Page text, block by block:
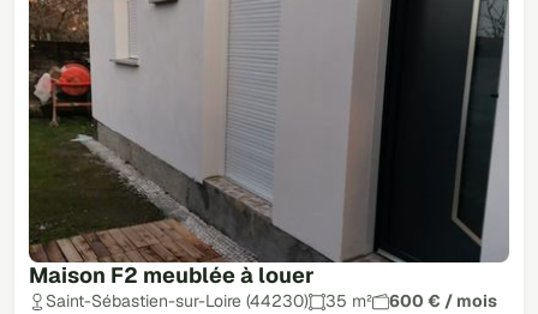
Maison F2 meublée à louer
Saint-Sébastien-sur-Loire (44230) 35 m²
600 € / mois